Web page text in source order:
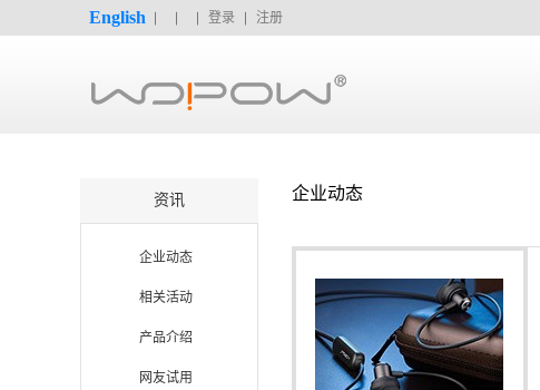
English 登录 注册
资讯
企业动态
相关活动
产品介绍
网友试用
企业动态